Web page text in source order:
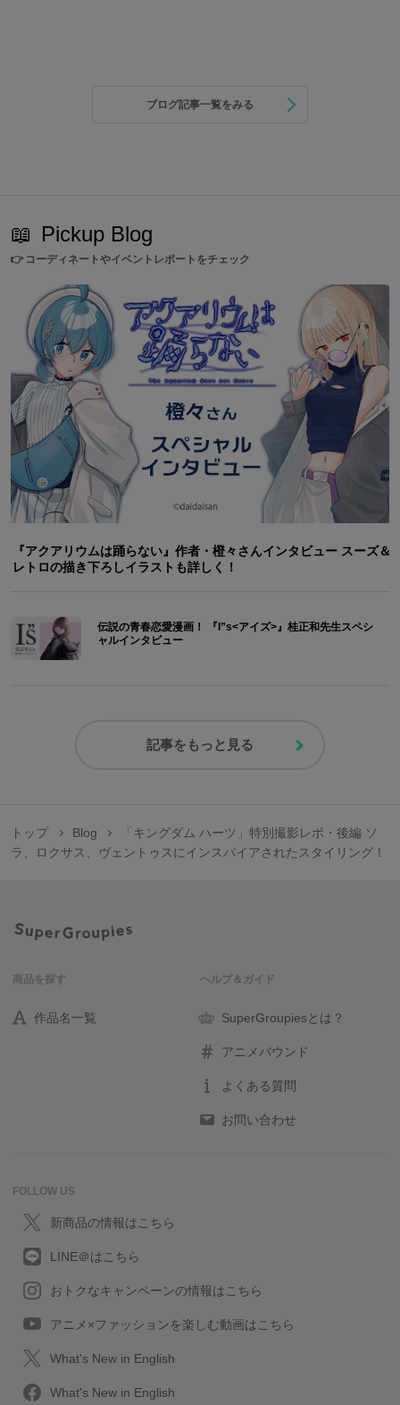
ブログ記事一覧をみる
📖 Pickup Blog
👉 コーディネートやイベントレポートをチェック
『アクアリウムは踊らない』作者・橙々さんインタビュー スーズ＆
レトロの描き下ろしイラストも詳しく！
伝説の青春恋愛漫画！ 『I”s<アイズ>』桂正和先生スペシ
ャルインタビュー
記事をもっと見る
トップ Blog
「キングダム ハーツ」特別撮影レポ・後編 ソ
ラ、ロクサス、ヴェントゥスにインスパイアされたスタイリング！
商品を探す
作品名一覧
ヘルプ＆ガイド
SuperGroupiesとは？
アニメバウンド
よくある質問
お問い合わせ
FOLLOW US
新商品の情報はこちら
LINE＠はこちら
おトクなキャンペーンの情報はこちら
アニメ×ファッションを楽しむ動画はこちら
What's New in English
What's New in English